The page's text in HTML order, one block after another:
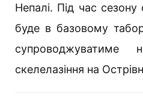
Непалі. Під час сезону
буде в базовому
супроводжуватиме
скелелазіння на